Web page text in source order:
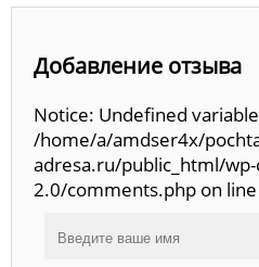
Добавление отзыва
Notice: Undefined
/home/a/amdser4x/
adresa.ru/public_html/
2.0/comments.php on